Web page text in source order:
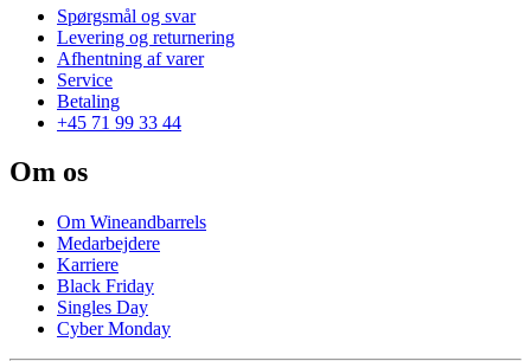
Spørgsmål og svar
Levering og returnering
Afhentning af varer
Service
Betaling
+45 71 99 33 44
Om os
Om Wineandbarrels
Medarbejdere
Karriere
Black Friday
Singles Day
Cyber Monday